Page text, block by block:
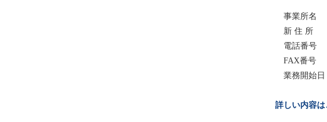
事業所名
新 住 所 〒
電話番号
FAX番号
業務開始日
詳しい内容は